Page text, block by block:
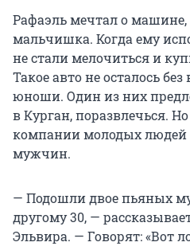
Рафаэль мечтал о
мальчишка. Когда ему
не стали мелочиться и
Такое авто не осталось
юноши. Один из них
в Курган, поразвлечься.
компании молодых людей
мужчин.
— Подошли двое пьяных
другому 30, —
Эльвира. — Говорят: «Вот